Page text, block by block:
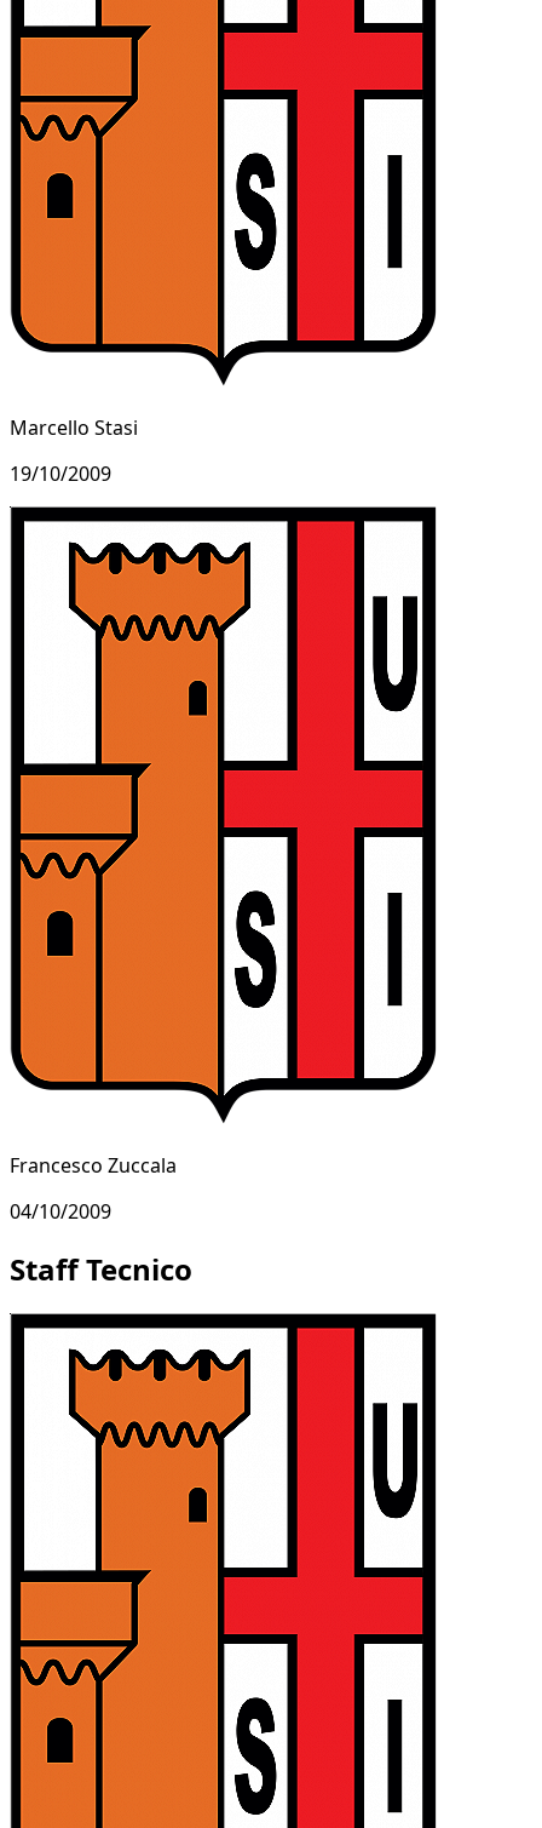
Marcello Stasi
19/10/2009
Francesco Zuccala
04/10/2009
Staff Tecnico